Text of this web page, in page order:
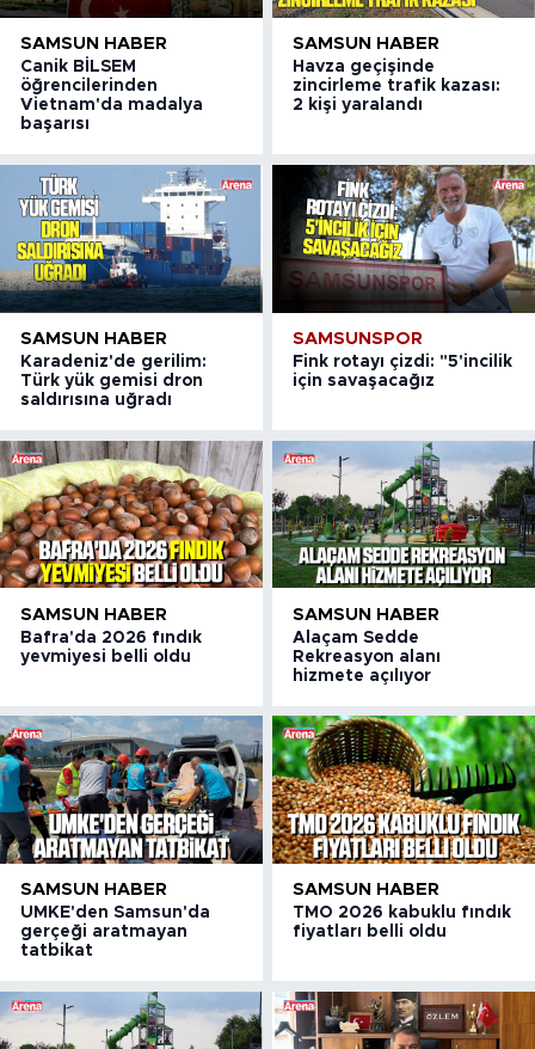
SAMSUN HABER
Canik BİLSEM
öğrencilerinden
Vietnam'da madalya
başarısı
SAMSUN HABER
Havza geçişinde
zincirleme trafik kazası:
2 kişi yaralandı
SAMSUN HABER
Karadeniz'de gerilim:
Türk yük gemisi dron
saldırısına uğradı
SAMSUNSPOR
Fink rotayı çizdi: "5'incilik
için savaşacağız
SAMSUN HABER
Bafra'da 2026 fındık
yevmiyesi belli oldu
SAMSUN HABER
Alaçam Sedde
Rekreasyon alanı
hizmete açılıyor
SAMSUN HABER
UMKE'den Samsun'da
gerçeği aratmayan
tatbikat
SAMSUN HABER
TMO 2026 kabuklu fındık
fiyatları belli oldu